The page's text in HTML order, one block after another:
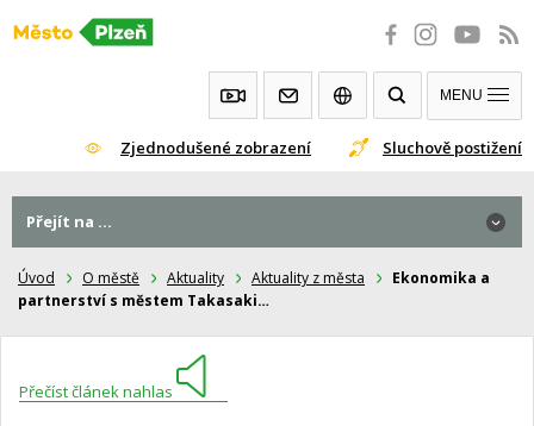
Přeskočit
Zjednodušené zobrazení Sluchově postižení
MENU
Úvod O městě Aktuality Aktuality z města
Ekonomika a
partnerství s městem Takasaki…
Přečíst článek nahlas
Přejít na ...